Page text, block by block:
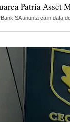
Patria Asset
Bank SA anunta ca in data